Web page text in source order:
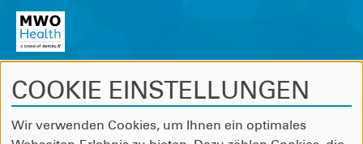
dentsuX
COOKIE EINSTELLUNGEN
Wir verwenden Cookies, um Ihnen ein optimales